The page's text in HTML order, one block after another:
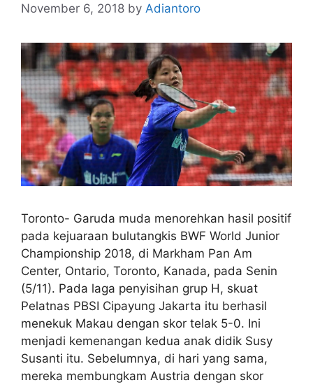
November 6, 2018 by Adiantoro
Toronto- Garuda muda menorehkan hasil positif
pada kejuaraan bulutangkis BWF World Junior
Championship 2018, di Markham Pan Am
Center, Ontario, Toronto, Kanada, pada Senin
(5/11). Pada laga penyisihan grup H, skuat
Pelatnas PBSI Cipayung Jakarta itu berhasil
menekuk Makau dengan skor telak 5-0. Ini
menjadi kemenangan kedua anak didik Susy
Susanti itu. Sebelumnya, di hari yang sama,
mereka membungkam Austria dengan skor